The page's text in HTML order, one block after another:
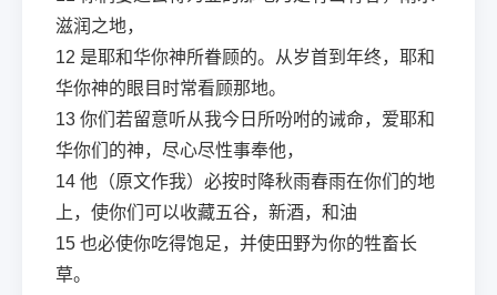
滋润之地，
12 是耶和华你神所眷顾的。从岁首到年终，耶和
华你神的眼目时常看顾那地。
13 你们若留意听从我今日所吩咐的诫命，爱耶和
华你们的神，尽心尽性事奉他，
14 他（原文作我）必按时降秋雨春雨在你们的地
上，使你们可以收藏五谷，新酒，和油
15 也必使你吃得饱足，并使田野为你的牲畜长
草。